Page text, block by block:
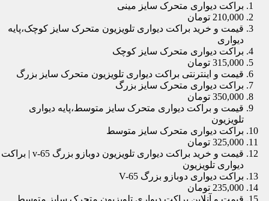
براکت دیواری متحرک سایز مینی
210,000 تومان
قیمت و خرید براکت دیواری تلویزیون متحرک سایز کوچک،پایه
دیواری
براکت دیواری متحرک سایز کوچک
315,000 تومان
قیمت و اینترنتی براکت دیواری تلویزیون متحرک سایز بزرگ
براکت دیواری متحرک سایز بزرگ
350,000 تومان
قیمت و براکت دیواری متحرک سایز متوسط،پایه دیواری
تلویزیون
براکت دیواری متحرک سایز متوسط
325,000 تومان
قیمت و خرید براکت دیواری تلویزیون دوبازو بزرگ v-65 | براکت
دیواری تلویزیون
براکت دیواری دوبازو بزرگ V-65
235,000 تومان